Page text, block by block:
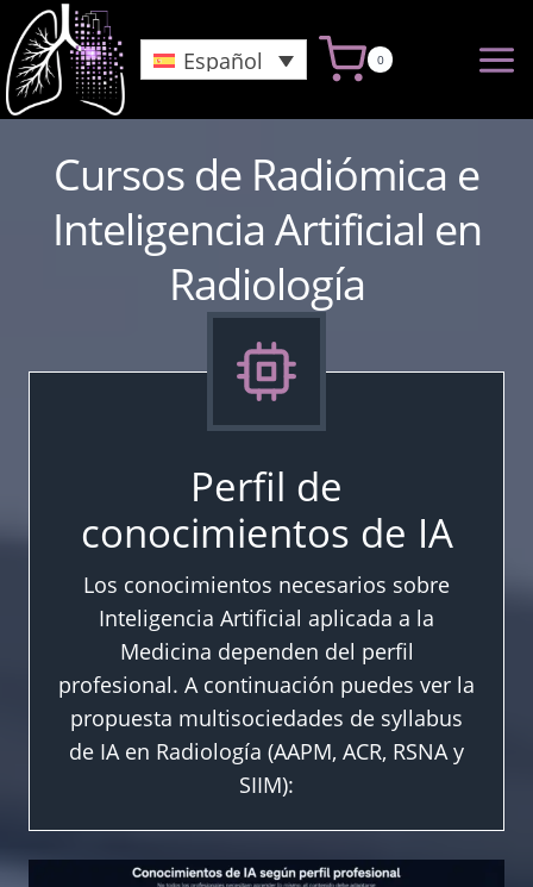
Saltar
al
Contenido
Español 0
Cursos de Radiómica e
Inteligencia Artificial en
Radiología
Perfil de
conocimientos de IA
Los conocimientos necesarios sobre
Inteligencia Artificial aplicada a la
Medicina dependen del perfil
profesional. A continuación puedes ver la
propuesta multisociedades de syllabus
de IA en Radiología (AAPM, ACR, RSNA y
SIIM):